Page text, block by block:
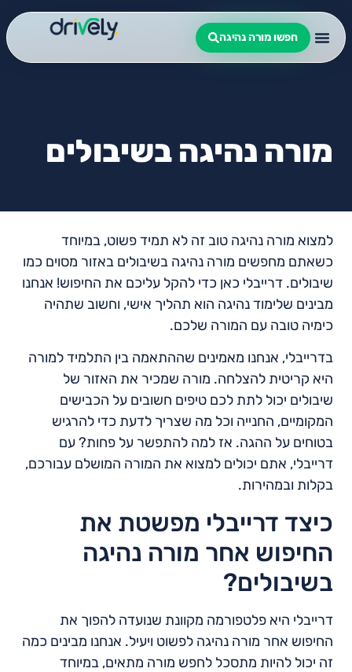
חפשו מורה נהיגה
מורה נהיגה בשיבולים
למצוא מורה נהיגה טוב זה לא תמיד פשוט, במיוחד
כשאתם מחפשים מורה נהיגה בשיבולים באזור מסוים כמו
שיבולים. דרייבלי כאן כדי להקל עליכם את החיפוש! אנחנו
מבינים שלימוד נהיגה הוא תהליך אישי, וחשוב שתהיה
כימיה טובה עם המורה שלכם.
בדרייבלי, אנחנו מאמינים שההתאמה בין התלמיד למורה
היא קריטית להצלחה. מורה שמכיר את האזור של
שיבולים יכול לתת לכם טיפים חשובים על הכבישים
המקומיים, החנייה וכל מה שצריך לדעת כדי להרגיש
בטוחים על ההגה. אז למה להתפשר על פחות? עם
דרייבלי, אתם יכולים למצוא את המורה המושלם עבורכם,
בקלות ובמהירות.
כיצד דרייבלי מפשטת את
החיפוש אחר מורה נהיגה
בשיבולים?
דרייבלי היא פלטפורמה מקוונת שנועדה להפוך את
החיפוש אחר מורה נהיגה לפשוט ויעיל. אנחנו מבינים כמה
זה יכול להיות מתסכל לחפש מורה מתאים, במיוחד